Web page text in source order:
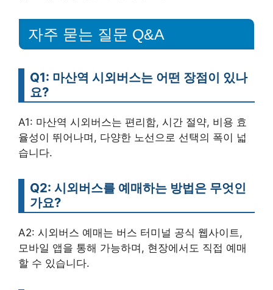
자주 묻는 질문 Q&A
Q1: 마산역 시외버스는 어떤 장점이 있나
요?
A1: 마산역 시외버스는 편리함, 시간 절약, 비용 효
율성이 뛰어나며, 다양한 노선으로 선택의 폭이 넓
습니다.
Q2: 시외버스를 예매하는 방법은 무엇인
가요?
A2: 시외버스 예매는 버스 터미널 공식 웹사이트,
모바일 앱을 통해 가능하며, 현장에서도 직접 예매
할 수 있습니다.